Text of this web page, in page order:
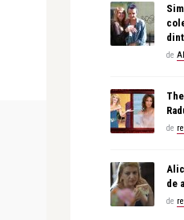
revistatango.ro Marea Dragoste
Ivan Patzaichin, la lansarea
programului romanesc, la
de
de
de
de